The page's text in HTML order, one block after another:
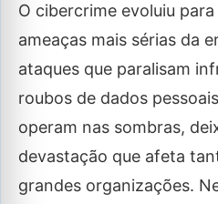
O cibercrime evoluiu
ameaças mais sérias da
ataques que paralisam
roubos de dados
operam nas sombras,
devastação que afeta
grandes organizações.